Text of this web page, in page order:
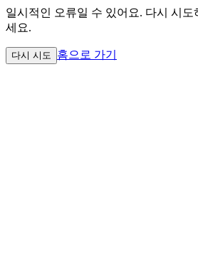
일시적인 오류일 수 있어요. 다시 시도
세요.
다시 시도 홈으로 가기